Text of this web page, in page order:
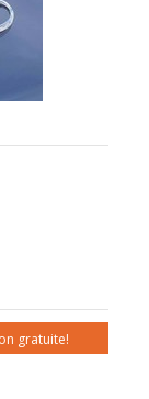
gratuite!